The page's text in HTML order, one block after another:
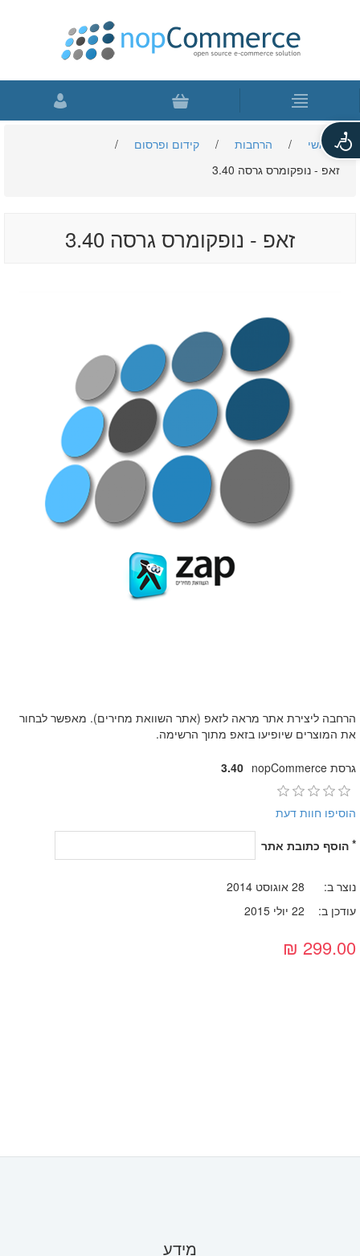
פתח
סרגל
נגישות
ראשי / הרחבות / קידום ופרסום
/
זאפ - נופקומרס גרסה 3.40
זאפ - נופקומרס גרסה 3.40
הרחבה ליצירת אתר מראה לזאפ (אתר השוואת מחירים). מאפשר לבחור
את המוצרים שיופיעו בזאפ מתוך הרשימה.
גרסת nopCommerce 3.40
הוסיפו חוות דעת
* הוסף כתובת אתר
נוצר ב:
28 אוגוסט 2014
עודכן ב:
22 יולי 2015
299.00 ₪
מידע